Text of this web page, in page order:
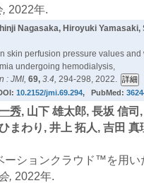
, 2022年.
Nagasaka, Hiroyuki
skin perfusion pressure values
undergoing hemodialysis,
: JMI, 69, 3.4, 294-298, 2022.
10.2152/jmi.69.294, PubMed:
秀, 山下 雄太郎, 長坂 信司
まわり, 井上 拓人, 吉田
ーションクラウド™を用い
, 2022年.